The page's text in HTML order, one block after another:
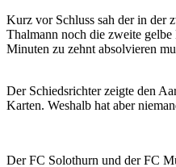
Kurz vor Schluss sah der in der
Thalmann noch die zweite
Minuten zu zehnt absolvieren
Der Schiedsrichter zeigte den
Karten. Weshalb hat aber
Der FC Solothurn und der FC